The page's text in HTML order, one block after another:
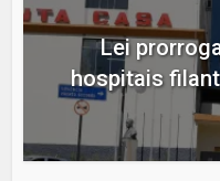
Lei
hospitais